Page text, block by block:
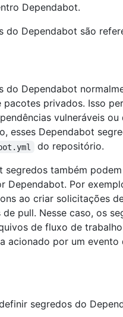
Dependabot.
do Dependabot são
do Dependabot
pacotes privados. Isso
vulneráveis
esses Dependabot
do repositório.
segredos também
Dependabot. Por
ao criar solicitações
pull. Nesse caso, os
de fluxo de
acionado por um evento
segredos do